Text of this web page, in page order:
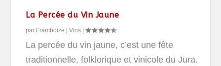
La Percée du Vin Jaune
par Framboize |Vins |
La percée du vin jaune, c’est une fête
traditionnelle, folklorique et vinicole du Jura.